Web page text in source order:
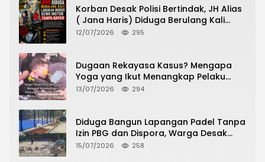
Korban Desak Polisi Bertindak, JH Alias
( Jana Haris) Diduga Berulang Kali
Lakukan Modus Sewa Motor Tanpa
12/07/2026 295
Dugaan Rekayasa Kasus? Mengapa
Yoga yang Ikut Menangkap Pelaku
Pencurian Toko Ponsel di Pancur Batu
13/07/2026 294
Diduga Bangun Lapangan Padel Tanpa
Izin PBG dan Dispora, Warga Desak
CKTRP dan Dispora Jakarta Barat
15/07/2026 258